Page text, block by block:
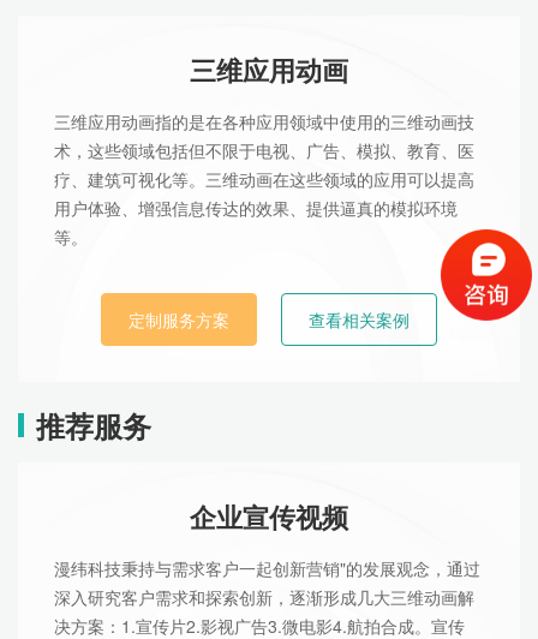
三维应用动画
三维应用动画指的是在各种应用领域中使用的三维动画技
术，这些领域包括但不限于电视、广告、模拟、教育、医
疗、建筑可视化等。三维动画在这些领域的应用可以提高
用户体验、增强信息传达的效果、提供逼真的模拟环境
等。
定制服务方案 查看相关案例
推荐服务
企业宣传视频
漫纬科技秉持与需求客户一起创新营销"的发展观念，通过
深入研究客户需求和探索创新，逐渐形成几大三维动画解
决方案：1.宣传片2.影视广告3.微电影4.航拍合成。宣传